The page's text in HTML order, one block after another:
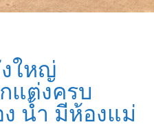
ใหญ่
แต่งครบ
น้ำ มีห้องแม่